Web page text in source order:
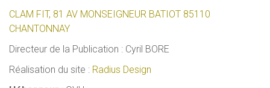
CLAM FIT, 81 AV MONSEIGNEUR BATIOT 85110
CHANTONNAY
Directeur de la Publication : Cyril BORE
Réalisation du site : Radius Design